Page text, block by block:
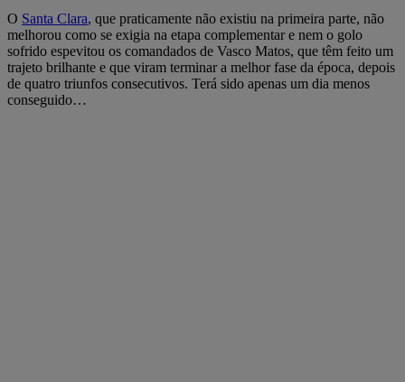
O Santa Clara, que praticamente não existiu na primeira parte, não
melhorou como se exigia na etapa complementar e nem o golo
sofrido espevitou os comandados de Vasco Matos, que têm feito um
trajeto brilhante e que viram terminar a melhor fase da época, depois
de quatro triunfos consecutivos. Terá sido apenas um dia menos
conseguido…